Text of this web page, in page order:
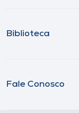
Biblioteca
Fale Conosco